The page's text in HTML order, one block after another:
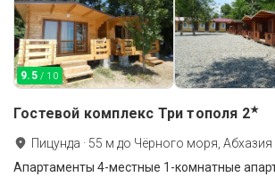
9.5 / 10
Гостевой комплекс Три тополя 2★
Пицунда · 55 м до Чёрного моря, Абхазия
Апартаменты 4-местные 1-комнатные